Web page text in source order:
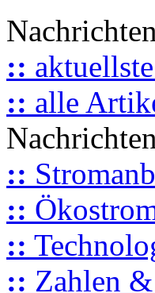
Nachrichten
::
:: alle
::
::
::
:: Zahlen